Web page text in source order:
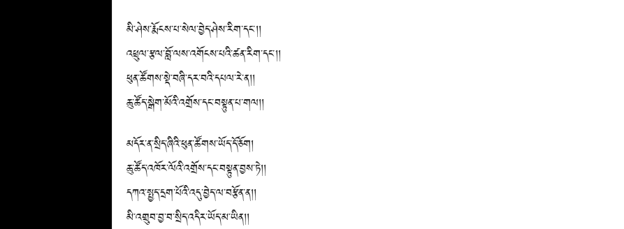
མི་ཤེས་རྨོངས་པ་སེལ་བྱེད་ཤེས་རིག་དང༌།།
འཕྲུལ་རྩལ་བློ་ལས་འགོངས་པའི་ཚན་རིག་དང༌།།
ཕུན་ཚོགས་སྡེ་བཞི་དར་བའི་དཔལ་རེ་ན།།
ཆུ་ཚོད་སྒེག་མོའི་འགྲོས་དང་བསྟུན་པ་གལ།།
མདོར་ན་སྲིད་ཞིའི་ཕུན་ཚོགས་ཡོད་དོ་ཅོག།
ཆུ་ཚོད་འཁོར་ལོའི་འགྲོས་དང་བསྟུན་བྱས་ཏེ།།
དཀའ་སྤྱད་དྲག་པོའི་འདུ་བྱེད་ལ་བརྩོན་ན།།
མི་འགྲུབ་བྱ་བ་སྲིད་འདིར་ཡོད་མ་ཡིན།།